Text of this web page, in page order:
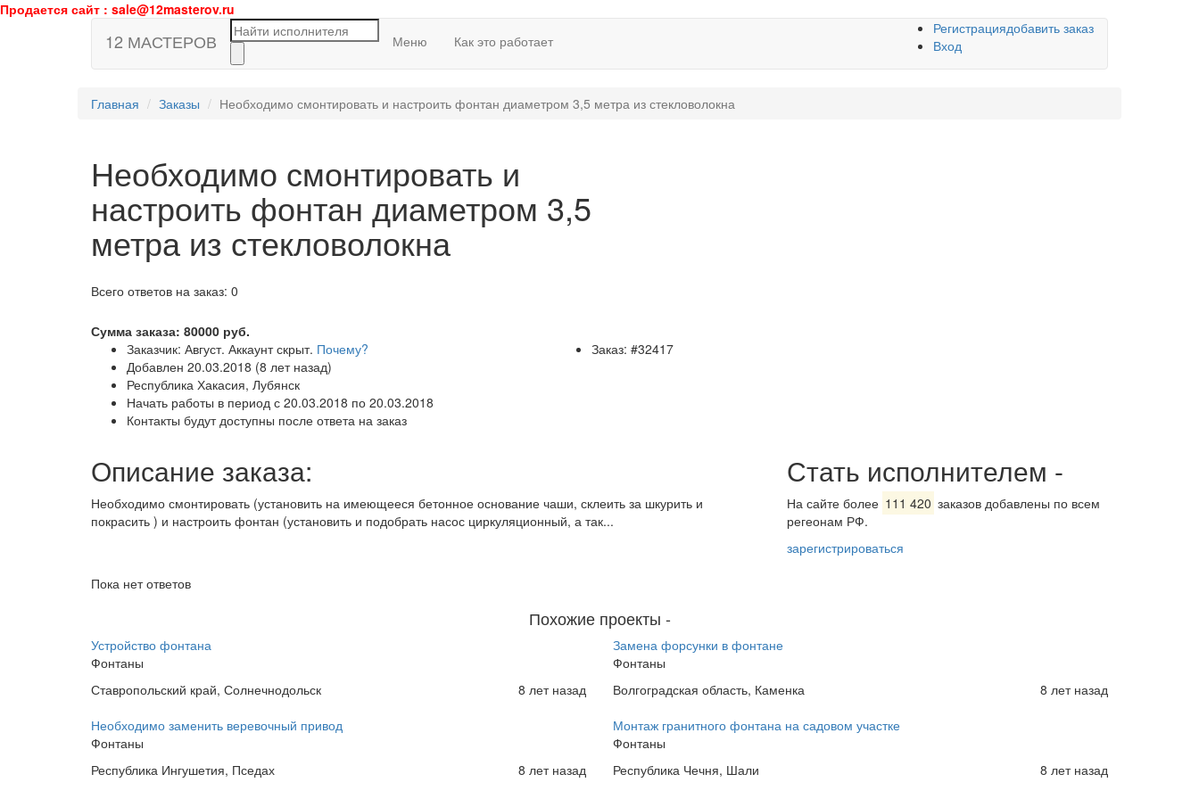
Продается сайт : sale@12masterov.ru
12 МАСТЕРОВ
Регистрация
Вход
добавить заказ
Меню Как это работает
Главная Заказы Необходимо смонтировать и настроить фонтан диаметром 3,5 метра из стекловолокна
Необходимо смонтировать и
настроить фонтан диаметром 3,5
метра из стекловолокна
Всего ответов на заказ: 0
Сумма заказа: 80000 руб.
Заказ: #32417
Заказчик: Август. Аккаунт скрыт. Почему?
Добавлен 20.03.2018 (8 лет назад)
Республика Хакасия, Лубянск
Начать работы в период с 20.03.2018 по 20.03.2018
Контакты будут доступны после ответа на заказ
Описание заказа:
Необходимо смонтировать (установить на имеющееся бетонное основание чаши, склеить за шкурить и
покрасить ) и настроить фонтан (установить и подобрать насос циркуляционный, а так...
Стать исполнителем -
На сайте более 111 420 заказов добавлены по всем
регеонам РФ.
зарегистрироваться
Пока нет ответов
Похожие проекты -
Устройство фонтана
Фонтаны
8 лет назад
Ставропольский край, Солнечнодольск
Необходимо заменить веревочный привод
Фонтаны
8 лет назад
Республика Ингушетия, Пседах
Замена форсунки в фонтане
Фонтаны
8 лет назад
Волгоградская область, Каменка
Монтаж гранитного фонтана на садовом участке
Фонтаны
8 лет назад
Республика Чечня, Шали